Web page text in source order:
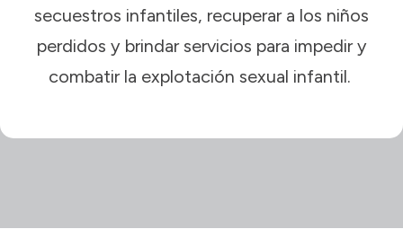
secuestros infantiles, recuperar a los niños
perdidos y brindar servicios para impedir y
combatir la explotación sexual infantil.